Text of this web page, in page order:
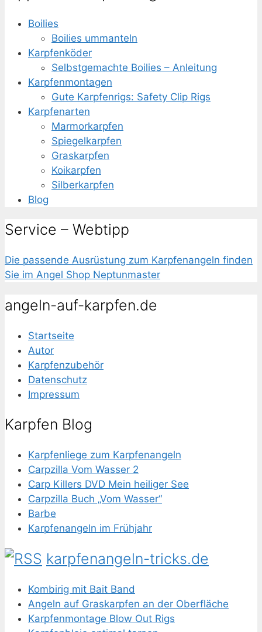
Boilies
Boilies ummanteln
Karpfenköder
Selbstgemachte Boilies – Anleitung
Karpfenmontagen
Gute Karpfenrigs: Safety Clip Rigs
Karpfenarten
Marmorkarpfen
Spiegelkarpfen
Graskarpfen
Koikarpfen
Silberkarpfen
Blog
Service – Webtipp
Die passende Ausrüstung zum Karpfenangeln finden
Sie im Angel Shop Neptunmaster
angeln-auf-karpfen.de
Startseite
Autor
Karpfenzubehör
Datenschutz
Impressum
Karpfen Blog
Karpfenliege zum Karpfenangeln
Carpzilla Vom Wasser 2
Carp Killers DVD Mein heiliger See
Carpzilla Buch „Vom Wasser“
Barbe
Karpfenangeln im Frühjahr
karpfenangeln-tricks.de
Kombirig mit Bait Band
Angeln auf Graskarpfen an der Oberfläche
Karpfenmontage Blow Out Rigs